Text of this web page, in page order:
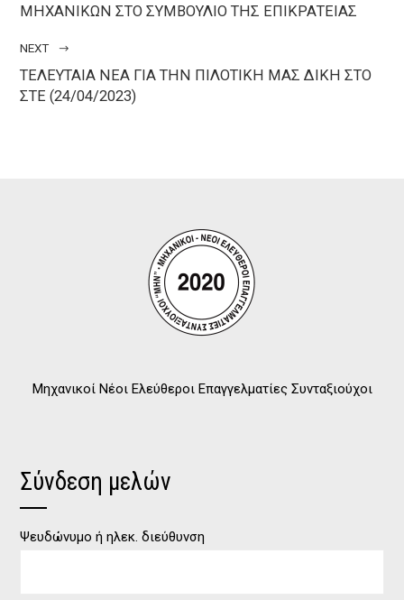
ΜΗΧΑΝΙΚΩΝ ΣΤΟ ΣΥΜΒΟΥΛΙΟ ΤΗΣ ΕΠΙΚΡΑΤΕΙΑΣ
NEXT
ΤΕΛΕΥΤΑΙΑ ΝΕΑ ΓΙΑ ΤΗΝ ΠΙΛΟΤΙΚΗ ΜΑΣ ΔΙΚΗ ΣΤΟ
ΣΤΕ (24/04/2023)
Μηχανικοί Νέοι Ελεύθεροι Επαγγελματίες Συνταξιούχοι
Σύνδεση μελών
Ψευδώνυμο ή ηλεκ. διεύθυνση